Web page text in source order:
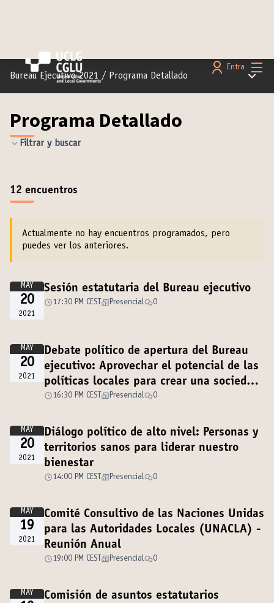
Entra
Bureau Ejecutivo 2021 / Programa Detallado Menú
Programa Detallado
Filtrar y buscar
12 encuentros
Actualmente no hay encuentros programados, pero
puedes ver los anteriores.
MAY
20
2021
Sesión estatutaria del Bureau ejecutivo
17:30 PM CEST Presencial 0
MAY
20
2021
Debate político de apertura del Bureau
ejecutivo: Aprovechar el potencial de las
políticas locales para crear una sociedad
que cuida
16:30 PM CEST Presencial 0
MAY
20
2021
Diálogo político de alto nivel: Personas y
territorios sanos para liderar nuestro
bienestar
14:00 PM CEST Presencial 0
MAY
19
2021
Comité Consultivo de las Naciones Unidas
para las Autoridades Locales (UNACLA) -
Reunión Anual
19:00 PM CEST Presencial 0
MAY Comisión de asuntos estatutarios